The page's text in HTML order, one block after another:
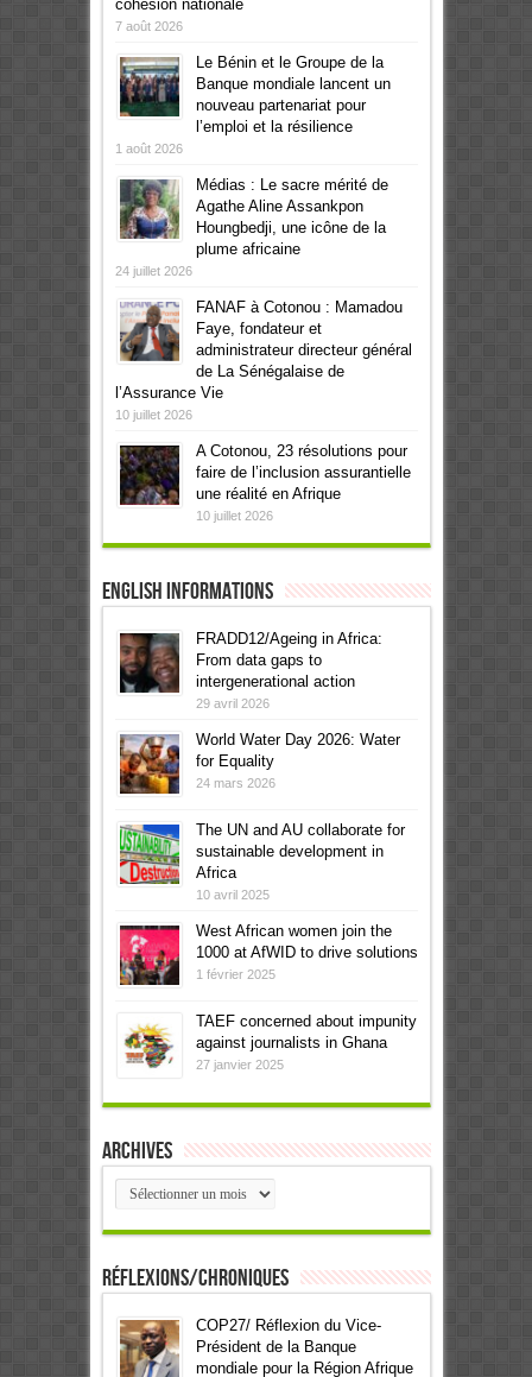
cohésion nationale
7 août 2026
Le Bénin et le Groupe de la
Banque mondiale lancent un
nouveau partenariat pour
l’emploi et la résilience
1 août 2026
Médias : Le sacre mérité de
Agathe Aline Assankpon
Houngbedji, une icône de la
plume africaine
24 juillet 2026
FANAF à Cotonou : Mamadou
Faye, fondateur et
administrateur directeur général
de La Sénégalaise de
l’Assurance Vie
10 juillet 2026
A Cotonou, 23 résolutions pour
faire de l’inclusion assurantielle
une réalité en Afrique
10 juillet 2026
English informations
FRADD12/Ageing in Africa:
From data gaps to
intergenerational action
29 avril 2026
World Water Day 2026: Water
for Equality
24 mars 2026
The UN and AU collaborate for
sustainable development in
Africa
10 avril 2025
West African women join the
1000 at AfWID to drive solutions
1 février 2025
TAEF concerned about impunity
against journalists in Ghana
27 janvier 2025
Archives
Archives
Réflexions/Chroniques
COP27/ Réflexion du Vice-
Président de la Banque
mondiale pour la Région Afrique